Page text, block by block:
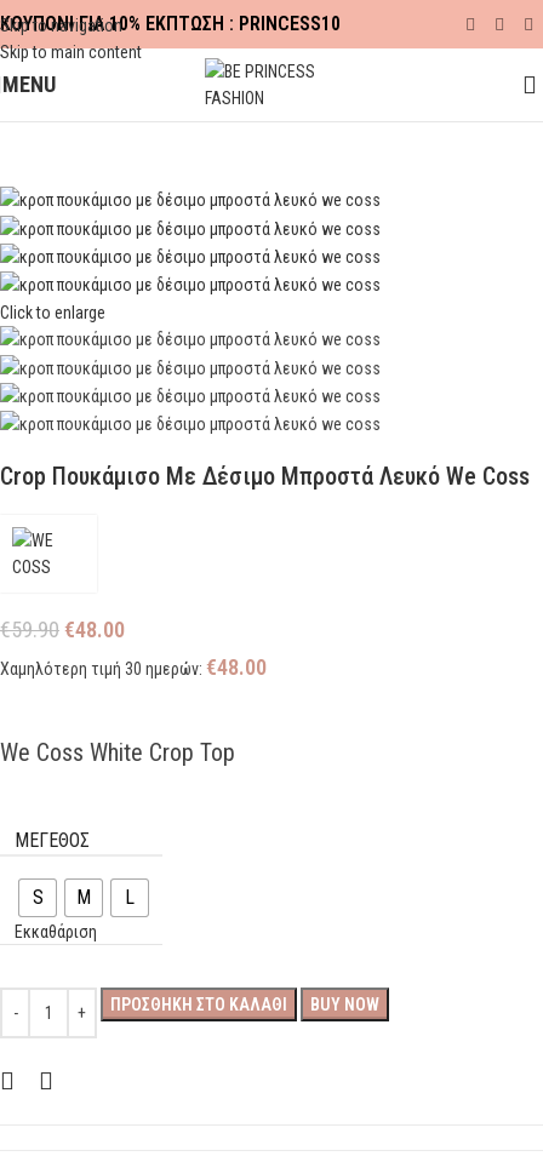
Skip to navigation
Skip to main content
ΚΟΥΠΟΝΙ ΓΙΑ 10% ΕΚΠΤΩΣΗ : PRINCESS10
MENU
Click to enlarge
Crop Πουκάμισο Με Δέσιμο Μπροστά Λευκό We Coss
€59.90€48.00
Χαμηλότερη τιμή 30 ημερών: €48.00
We Coss White Crop Top
ΜΕΓΕΘΟΣ
S M L
Εκκαθάριση
ΠΡΟΣΘΉΚΗ ΣΤΟ ΚΑΛΆΘΙ BUY NOW